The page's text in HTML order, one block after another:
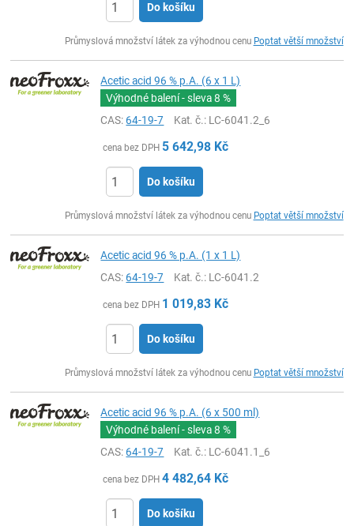
Do košíku
Průmyslová množství látek za výhodnou cenu Poptat větší množství
Acetic acid 96 % p.A. (6 x 1 L)
Výhodné balení - sleva8 %
CAS:64-19-7 Kat. č.: LC-6041.2_6
cena bez DPH 5 642,98 Kč
Do košíku
Průmyslová množství látek za výhodnou cenu Poptat větší množství
Acetic acid 96 % p.A. (1 x 1 L)
CAS:64-19-7 Kat. č.: LC-6041.2
cena bez DPH 1 019,83 Kč
Do košíku
Průmyslová množství látek za výhodnou cenu Poptat větší množství
Acetic acid 96 % p.A. (6 x 500 ml)
Výhodné balení - sleva8 %
CAS:64-19-7 Kat. č.: LC-6041.1_6
cena bez DPH 4 482,64 Kč
Do košíku